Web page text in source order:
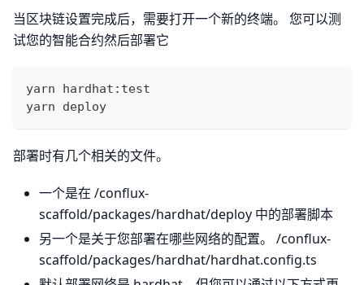
当区块链设置完成后，需要打开一个新的终端。 您可以测
试您的智能合约然后部署它
yarn hardhat:test
yarn deploy
部署时有几个相关的文件。
一个是在 /conflux-
scaffold/packages/hardhat/deploy 中的部署脚本
另一个是关于您部署在哪些网络的配置。 /conflux-
scaffold/packages/hardhat/hardhat.config.ts